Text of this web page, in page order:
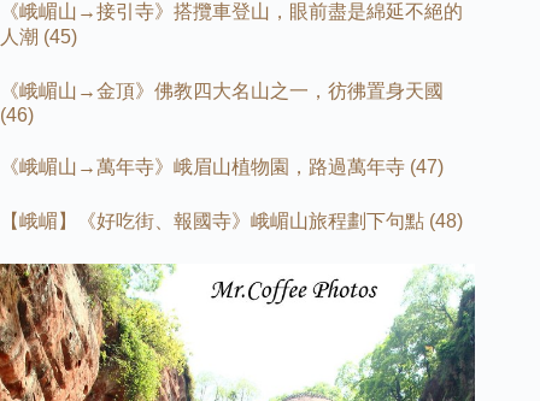
《峨嵋山→接引寺》搭攬車登山，眼前盡是綿延不絕的
人潮 (45)
《峨嵋山→金頂》佛教四大名山之一，彷彿置身天國
(46)
《峨嵋山→萬年寺》峨眉山植物園，路過萬年寺 (47)
【峨嵋】《好吃街、報國寺》峨嵋山旅程劃下句點 (48)